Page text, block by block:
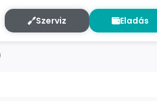
Szerviz Eladás